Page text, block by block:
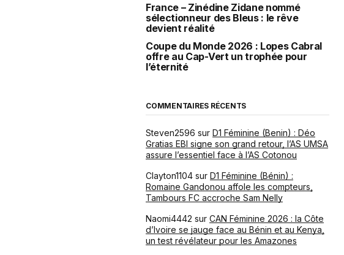
France – Zinédine Zidane nommé
sélectionneur des Bleus : le rêve
devient réalité
Coupe du Monde 2026 : Lopes Cabral
offre au Cap-Vert un trophée pour
l’éternité
COMMENTAIRES RÉCENTS
Steven2596 sur D1 Féminine (Benin) : Déo
Gratias EBI signe son grand retour, l’AS UMSA
assure l’essentiel face à l’AS Cotonou
Clayton1104 sur D1 Féminine (Bénin) :
Romaine Gandonou affole les compteurs,
Tambours FC accroche Sam Nelly
Naomi4442 sur CAN Féminine 2026 : la Côte
d’Ivoire se jauge face au Bénin et au Kenya,
un test révélateur pour les Amazones